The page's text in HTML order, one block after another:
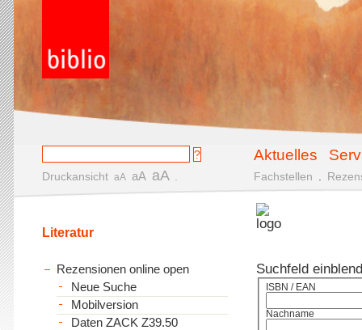
Aktuelles
Druckansicht aA aA aA Fachstellen
Suchfeld
ISBN / EAN
Nachname
Literatur
Rezensionen online open
Neue Suche
Mobilversion
Daten ZACK Z39.50